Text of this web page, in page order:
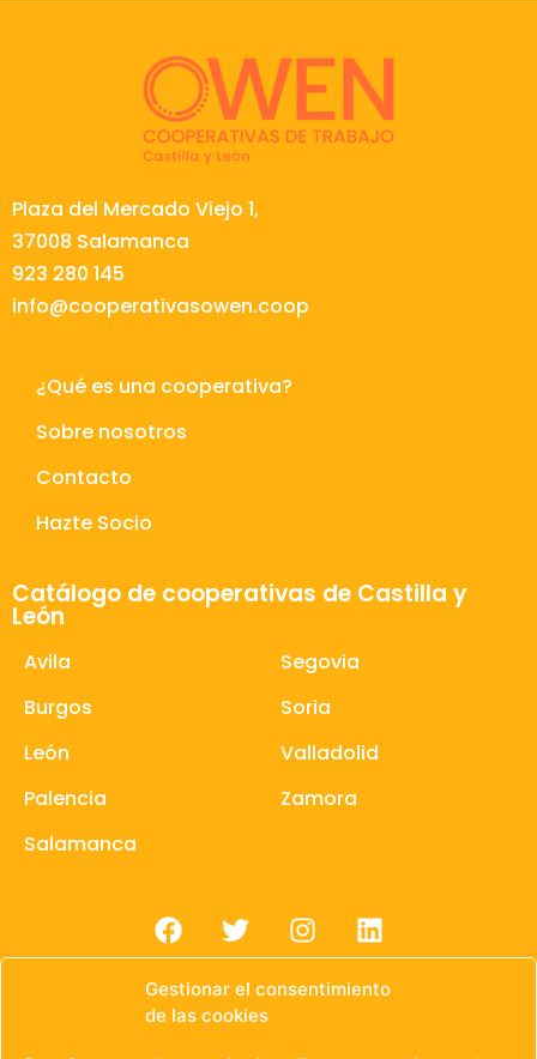
Gestionar el consentimiento
de las cookies
Plaza del Mercado Viejo 1,
37008 Salamanca
923 280 145
info@cooperativasowen.coop
¿Qué es una cooperativa?
Sobre nosotros
Contacto
Hazte Socio
Catálogo de cooperativas de Castilla y
León
Avila
Burgos
León
Palencia
Salamanca
Segovia
Soria
Valladolid
Zamora